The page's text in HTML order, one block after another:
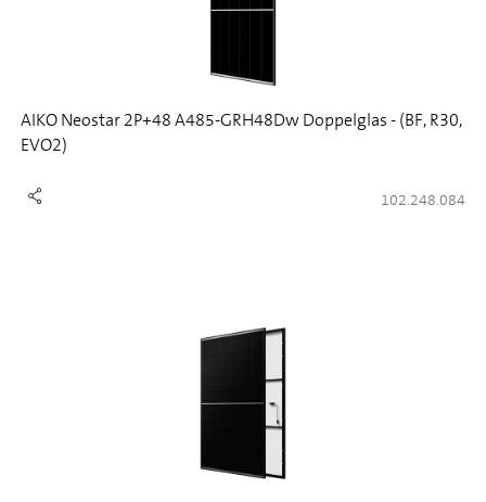
AIKO Neostar 2P+48 A485-GRH48Dw Doppelglas - (BF, R30,
EVO2)
102.248.084